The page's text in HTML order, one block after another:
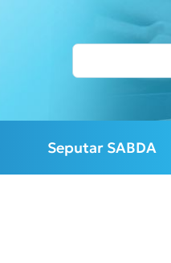
Seputar SABDA